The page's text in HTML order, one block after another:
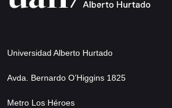
Universidad Alberto Hurtado
Avda. Bernardo O’Higgins 1825
Metro Los Héroes